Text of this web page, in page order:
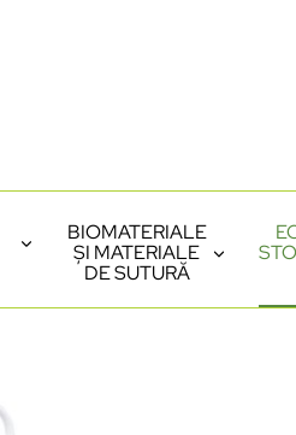
BIOMATERIALE
ȘI MATERIALE
DE SUTURĂ